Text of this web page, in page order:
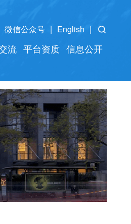
微信公众号 English
流 平台资质 信息公开